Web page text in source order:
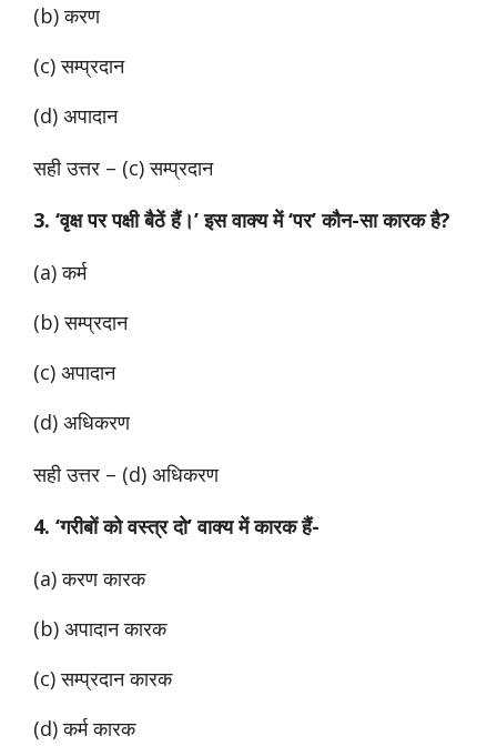
(b) करण
(c) सम्प्रदान
(d) अपादान
सही उत्तर – (c) सम्प्रदान
3. ‘वृक्ष पर पक्षी बैठें हैं।’ इस वाक्य में ‘पर’ कौन-सा कारक है?
(a) कर्म
(b) सम्प्रदान
(c) अपादान
(d) अधिकरण
सही उत्तर – (d) अधिकरण
4. ‘गरीबों को वस्त्र दो’ वाक्य में कारक हैं-
(a) करण कारक
(b) अपादान कारक
(c) सम्प्रदान कारक
(d) कर्म कारक